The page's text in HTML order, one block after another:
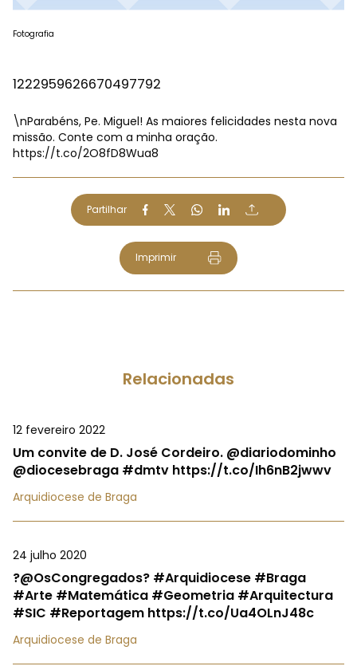
Fotografia
1222959626670497792
\nParabéns, Pe. Miguel! As maiores felicidades nesta nova
missão. Conte com a minha oração.
https://t.co/2O8fD8Wua8
Partilhar
Imprimir
Relacionadas
12 fevereiro 2022
Um convite de D. José Cordeiro. @diariodominho
@diocesebraga #dmtv https://t.co/Ih6nB2jwwv
Arquidiocese de Braga
24 julho 2020
?@OsCongregados? #Arquidiocese #Braga
#Arte #Matemática #Geometria #Arquitectura
#SIC #Reportagem https://t.co/Ua4OLnJ48c
Arquidiocese de Braga